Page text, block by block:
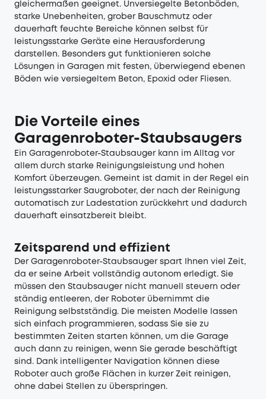
gleichermaßen geeignet. Unversiegelte Betonböden,
starke Unebenheiten, grober Bauschmutz oder
dauerhaft feuchte Bereiche können selbst für
leistungsstarke Geräte eine Herausforderung
darstellen. Besonders gut funktionieren solche
Lösungen in Garagen mit festen, überwiegend ebenen
Böden wie versiegeltem Beton, Epoxid oder Fliesen.
Die Vorteile eines
Garagenroboter-Staubsaugers
Ein Garagenroboter-Staubsauger kann im Alltag vor
allem durch starke Reinigungsleistung und hohen
Komfort überzeugen. Gemeint ist damit in der Regel ein
leistungsstarker Saugroboter, der nach der Reinigung
automatisch zur Ladestation zurückkehrt und dadurch
dauerhaft einsatzbereit bleibt.
Zeitsparend und effizient
Der Garagenroboter-Staubsauger spart Ihnen viel Zeit,
da er seine Arbeit vollständig autonom erledigt. Sie
müssen den Staubsauger nicht manuell steuern oder
ständig entleeren, der Roboter übernimmt die
Reinigung selbstständig. Die meisten Modelle lassen
sich einfach programmieren, sodass Sie sie zu
bestimmten Zeiten starten können, um die Garage
auch dann zu reinigen, wenn Sie gerade beschäftigt
sind. Dank intelligenter Navigation können diese
Roboter auch große Flächen in kurzer Zeit reinigen,
ohne dabei Stellen zu überspringen.